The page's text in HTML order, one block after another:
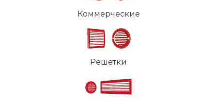
Коммерческие
Решетки